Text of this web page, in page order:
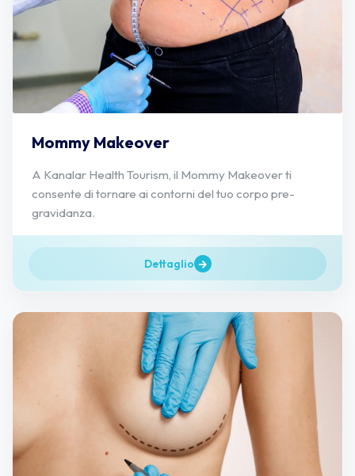
Mommy Makeover
A Kanalar Health Tourism, il Mommy Makeover ti
consente di tornare ai contorni del tuo corpo pre-
gravidanza.
Dettaglio